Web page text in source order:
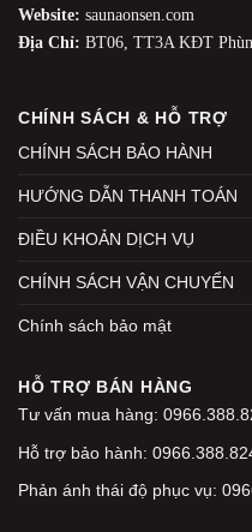
Website: saunaonsen.com
Địa Chỉ: BT06, TT3A KĐT
CHÍNH SÁCH & HỖ TRỢ
CHÍNH SÁCH BẢO HÀNH
HƯỚNG DẪN THANH TOÁN
ĐIỀU KHOẢN DỊCH VỤ
CHÍNH SÁCH VẬN CHUYỂN
Chính sách bảo mật
HỖ TRỢ BÁN HÀNG
Tư vấn mua hàng:
Hỗ trợ bảo hành:
Phản ánh thái độ phục vụ: